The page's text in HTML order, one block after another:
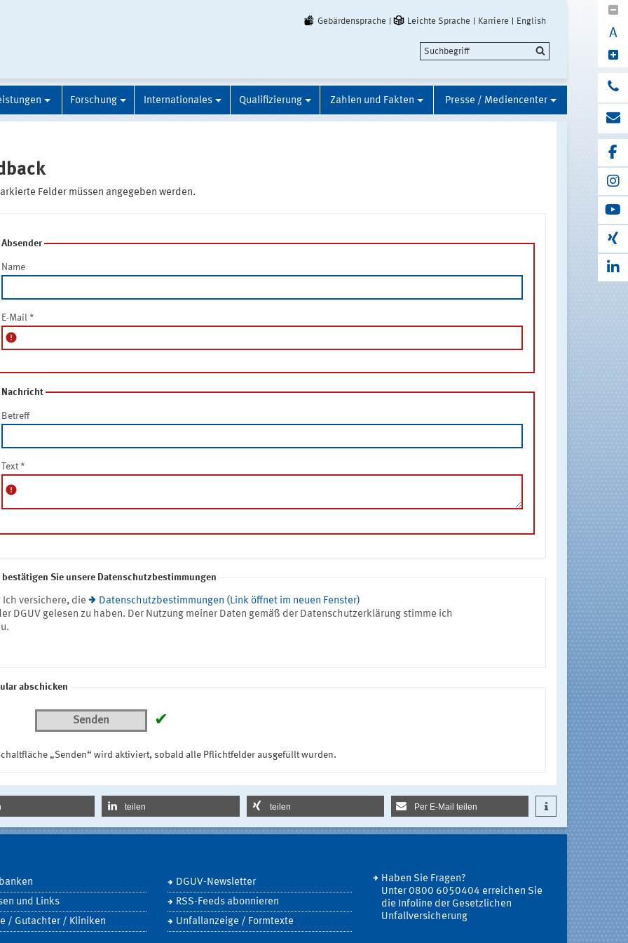
Gebärdensprache Leichte Sprache Karriere English
A
Forschung Internationales Qualifizierung Zahlen und Fakten Presse / Mediencenter
Felder müssen angegeben werden.
Absender
Name
E-Mail *
error
Nachricht
Betreff
Text *
error
Sie unsere Datenschutzbestimmungen
Ich versichere, die
Datenschutzbestimmungen (Link öffnet im neuen Fenster)
DGUV gelesen zu haben. Der Nutzung meiner Daten gemäß der Datenschutzerklärung stimme ich
abschicken
Senden ✔
„Senden“ wird aktiviert, sobald alle Pflichtfelder ausgefüllt wurden.
teilen teilen Per E-Mail teilen
und Links
/ Gutachter / Kliniken
DGUV-Newsletter
RSS-Feeds abonnieren
Unfallanzeige / Formtexte
Haben Sie Fragen?
Unter 0800 6050404 erreichen Sie
die Infoline der Gesetzlichen
Unfallversicherung